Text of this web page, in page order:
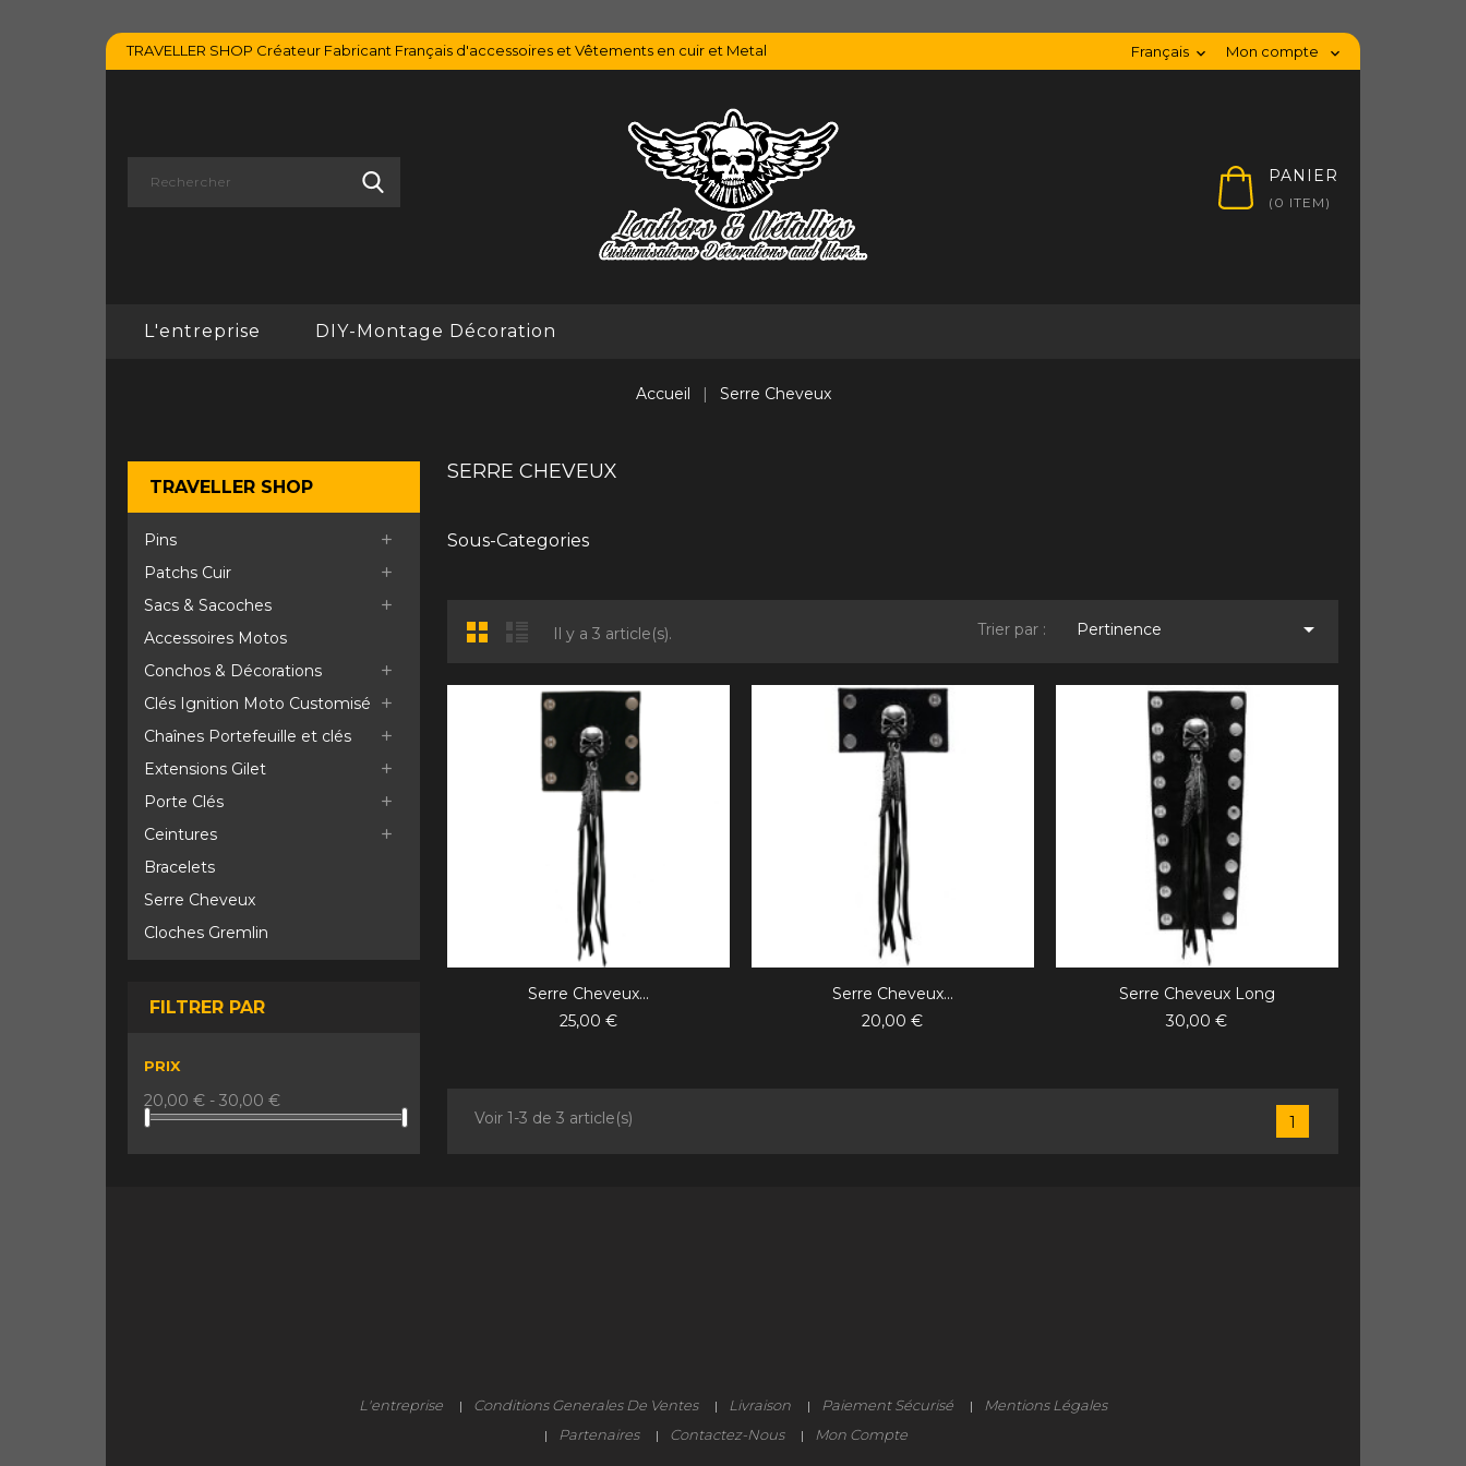
TRAVELLER SHOP Créateur Fabricant Français d'accessoires et Vêtements en cuir et Metal Français  Mon compte 
PANIER
(0 ITEM)
L'entreprise DIY-Montage Décoration
Accueil Serre Cheveux
TRAVELLER SHOP
Pins 
Patchs Cuir 
Sacs & Sacoches 
Accessoires Motos
Conchos & Décorations

Clés Ignition Moto Customisé 
Chaînes Portefeuille et clés 
Extensions Gilet 
Porte Clés 
Ceintures 
Bracelets
Serre Cheveux
Cloches Gremlin
FILTRER PAR
PRIX
20,00 € - 30,00 €
SERRE CHEVEUX
Sous-Categories
Il y a 3 article(s). Trier par : Pertinence 
Serre Cheveux...
25,00 €
Serre Cheveux...
20,00 €
Serre Cheveux Long
30,00 €
Voir 1-3 de 3 article(s) 1
L'entreprise Conditions Generales De Ventes Livraison Paiement Sécurisé
Mentions Légales
Partenaires
Contactez-Nous Mon Compte